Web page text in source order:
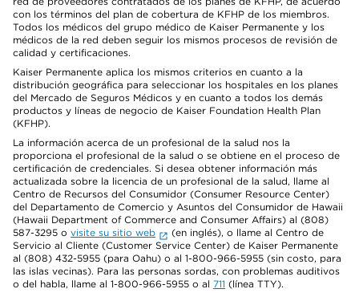
con los términos del plan de cobertura de KFHP de los miembros.
Todos los médicos del grupo médico de Kaiser Permanente y los
médicos de la red deben seguir los mismos procesos de revisión de
calidad y certificaciones.
Kaiser Permanente aplica los mismos criterios en cuanto a la
distribución geográfica para seleccionar los hospitales en los planes
del Mercado de Seguros Médicos y en cuanto a todos los demás
productos y líneas de negocio de Kaiser Foundation Health Plan
(KFHP).
La información acerca de un profesional de la salud nos la
proporciona el profesional de la salud o se obtiene en el proceso de
certificación de credenciales. Si desea obtener información más
actualizada sobre la licencia de un profesional de la salud, llame al
Centro de Recursos del Consumidor (Consumer Resource Center)
del Departamento de Comercio y Asuntos del Consumidor de Hawaii
(Hawaii Department of Commerce and Consumer Affairs) al (808)
587-3295 o visite su sitio web
(en inglés), o llame al Centro de
Servicio al Cliente (Customer Service Center) de Kaiser Permanente
al (808) 432-5955 (para Oahu) o al 1-800-966-5955 (sin costo, para
las islas vecinas). Para las personas sordas, con problemas auditivos
o del habla, llame al 1-800-966-5955 o al 711 (línea TTY).